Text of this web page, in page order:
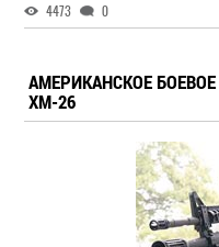
4473 0
АМЕРИКАНСКОЕ
XM-26